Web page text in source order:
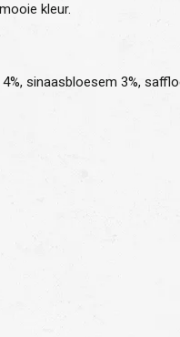
kleur.
sinaasbloesem 3%,